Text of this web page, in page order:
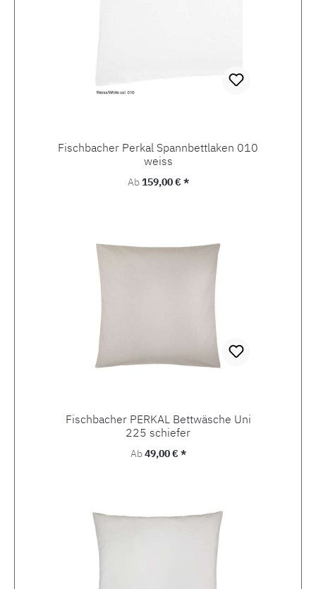
Fischbacher Perkal Spannbettlaken 010
weiss
Regulärer Preis:
Ab159,00 € *
Fischbacher PERKAL Bettwäsche Uni
225 schiefer
Regulärer Preis:
Ab49,00 € *